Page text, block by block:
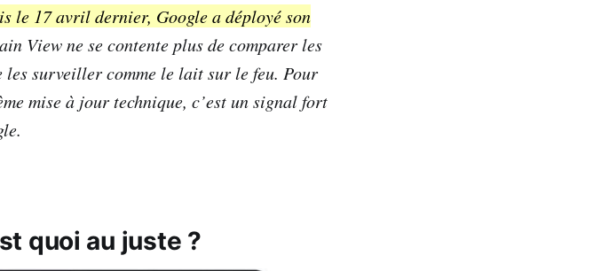
le 17 avril dernier, Google a déployé son
View ne se contente plus de comparer les
surveiller comme le lait sur le feu. Pour
mise à jour technique, c’est un signal fort
quoi au juste ?